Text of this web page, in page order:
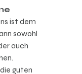
ist dem
sowohl
auch
guten